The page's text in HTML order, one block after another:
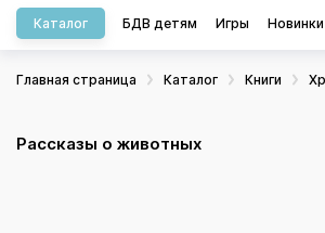
Каталог БДВ детям Игры Новинки
Главная страница Каталог Книги
Рассказы о животных